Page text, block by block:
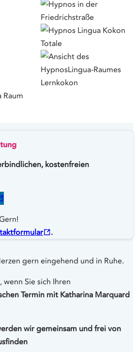
kostenfreien
.
gern eingehend und in Ruhe.
wenn Sie sich Ihren
Termin mit Katharina Marquard
wir gemeinsam und frei von